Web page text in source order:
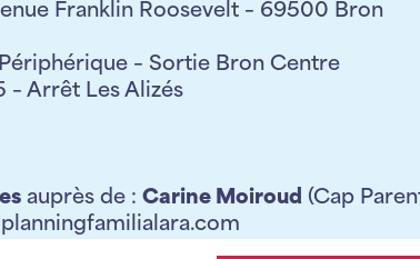
Franklin Roosevelt – 69500 Bron
– Sortie Bron Centre
– Arrêt Les Alizés
auprès de : Carine Moiroud (Cap